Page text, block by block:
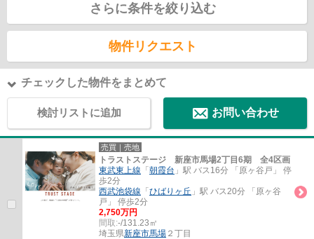
さらに条件を絞り込む
物件リクエスト
チェックした物件をまとめて
検討リストに追加 お問い合わせ
売買｜売地
トラストステージ 新座市馬場2丁目6期 全4区画
東武東上線 「 朝霞台 」駅 バス16分 「原ヶ谷戸」 停
歩2分
西武池袋線 「 ひばりヶ丘 」駅 バス20分 「原ヶ谷
戸」 停歩2分
2,750万円
間取:-/131.23㎡
埼玉県新座市馬場 ２丁目